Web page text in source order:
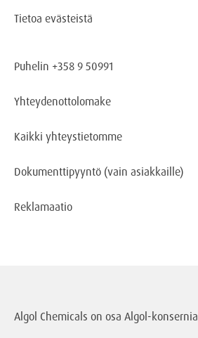
Tietoa evästeistä
Puhelin +358 9 50991
Yhteydenottolomake
Kaikki yhteystietomme
Dokumenttipyyntö (vain asiakkaille)
Reklamaatio
Algol Chemicals on osa Algol-konsernia